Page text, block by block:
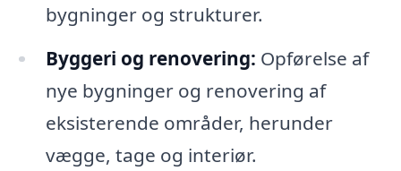
bygninger og strukturer.
Byggeri og renovering: Opførelse af
nye bygninger og renovering af
eksisterende områder, herunder
vægge, tage og interiør.